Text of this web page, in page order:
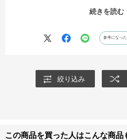
今後のお楽しみにしておきます。とても
続きを読む
参考になった
絞り込み
この商品を買った人はこんな商品